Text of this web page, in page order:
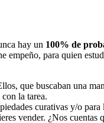
hay un 100% de
para quien
que buscaban una
la tarea.
curativas y/o
vender. ¿Nos cuentas